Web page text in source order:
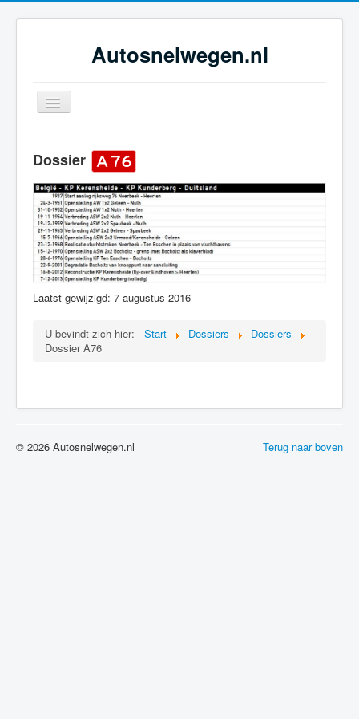
Autosnelwegen.nl
Toggle
Navigation
Geschiedenis
Netwerkontwikkeling
Dossiers
Tijdsbeelden
Foto-galerie
Dossier
Laatst gewijzigd: 7 augustus 2016
U bevindt zich hier: Start Dossiers
Dossiers
Dossier A76
Terug naar boven
© 2026 Autosnelwegen.nl